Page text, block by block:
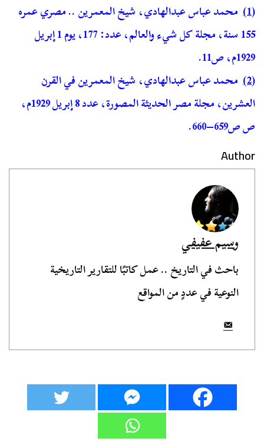
(1)
محمد عباس عبدالهادي، شيخ المعمرين .. مصري عمره
155 سنة، مجلة كل شيء والعالم، عدد: 177، يوم 1 إبريل
1929م، ص11.
(2)
محمد عباس عبدالهادي، شيخ المعمرين في القرن
العشرين، مجلة مصر الحديثة المصورة، عدد 8 إبريل 1929م،
ص ص659–660.
Author
وسيم عفيفي
باحث في التاريخ .. عمل كاتبًا للتقارير التاريخية
النوعية في عددٍ من المواقع